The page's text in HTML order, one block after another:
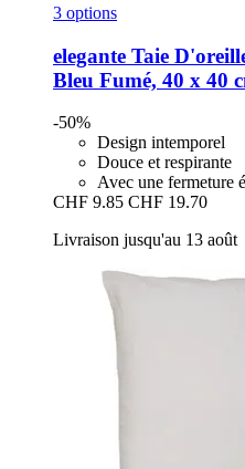
3 options
elegante Taie
Bleu Fumé, 40 x 40
-50%
Design intemporel
Douce et respirante
Avec une fermeture
CHF 9.85 CHF 19.70
Livraison jusqu'au 13 août